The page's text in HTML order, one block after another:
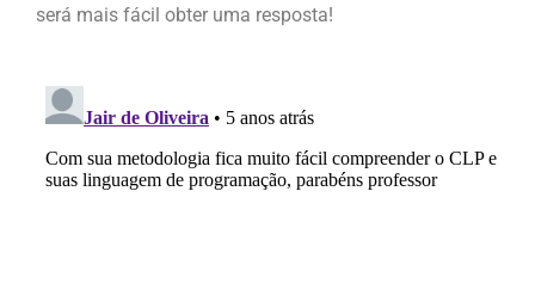
será mais fácil obter uma resposta!